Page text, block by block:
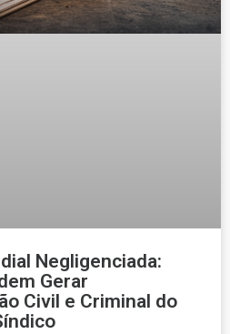
Negligenciada:
Gerar
Civil e Criminal do